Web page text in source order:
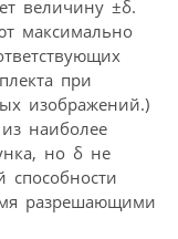
величину ±δ.
максимально
при
изображений.)
наиболее
но δ не
разрешающими